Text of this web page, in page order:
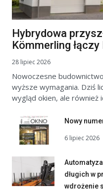
Hybrydowa
Kömmerling
28 lipiec 2026
Nowoczesne
wyższe wymagania. Dziś
wygląd okien, ale również
Nowy
6 lipiec 2026
długich w
wdrożenie